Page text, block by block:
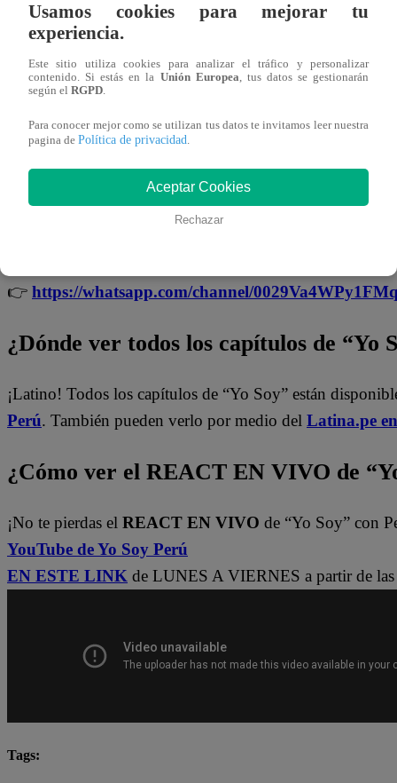
En la nueva temporada de “
continuación, te presentamos la encuesta del miércoles
ella para participar. Recuerda que solo puedes votar
opinión es MUY valiosa!
No te olvides de unirte a nuestro
¡No te pierdas de contenido y noticias
👉 https://whatsapp.com/channel/
¿Dónde ver todos los capítulos de “Yo
¡Latino! Todos los capítulos de “Yo Soy” están
Perú. También pueden verlo por medio del Latina.pe
¿Cómo ver el REACT EN VIVO de
¡No te pierdas el REACT EN VIVO de “Yo Soy” con
YouTube de Yo Soy Perú
EN ESTE LINK de LUNES A VIERNES a partir de
Tags:
Usamos cookies para mejorar tu
experiencia.
Este sitio utiliza cookies para analizar el tráfico y personalizar
contenido. Si estás en la Unión Europea, tus datos se gestionarán
según el RGPD.
Para conocer mejor como se utilizan tus datos te invitamos leer nuestra
pagina de Política de privacidad.
Aceptar Cookies
Rechazar